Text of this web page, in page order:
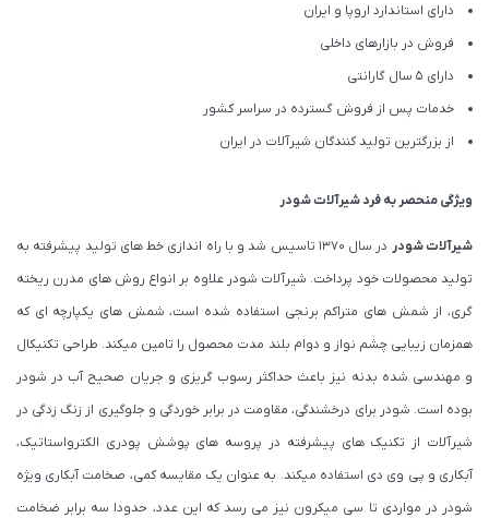
دارای استاندارد اروپا و ایران
فروش در بازارهای داخلی
دارای 5 سال گارانتی
خدمات پس از فروش گسترده در سراسر کشور
از بزرگترین تولید کنندگان شیرآلات در ایران
ویژگی منحصر به فرد شیرآلات شودر
شیرآلات شودر
در سال 1370 تاسیس شد و با راه اندازی خط های تولید پیشرفته به
تولید محصولات خود پرداخت. شیرآلات شودر علاوه بر انواع روش های مدرن ریخته
گری، از شمش های متراکم برنجی استفاده شده است، شمش های یکپارچه ای که
همزمان زیبایی چشم نواز و دوام بلند مدت محصول را تامین میکند. طراحی تکنیکال
و مهندسی شده بدنه نیز باعث حداکثر رسوب گریزی و جریان صحیح آب در شودر
بوده است. شودر برای درخشندگی، مقاومت در برابر خوردگی و جلوگیری از زنگ زدگی در
شیرآلات از تکنیک های پیشرفته در پروسه های پوشش پودری الکترواستاتیک،
آبکاری و پی وی دی استفاده میکند. به عنوان یک مقایسه کمی، صخامت آبکاری ویژه
شودر در مواردی تا سی میکرون نیز می رسد که این عدد، حدودا سه برابر ضخامت